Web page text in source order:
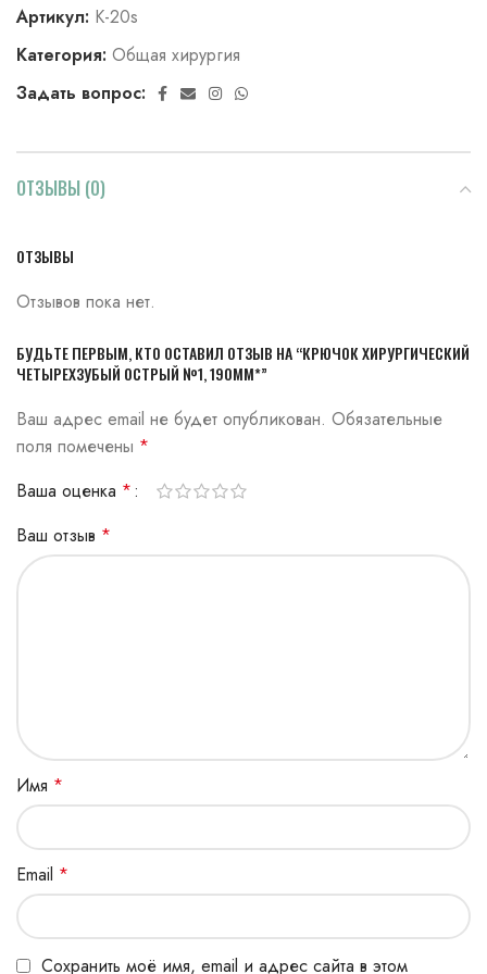
Артикул: К-20s
Категория: Общая хирургия
Задать вопрос:
ОТЗЫВЫ (0)
ОТЗЫВЫ
Отзывов пока нет.
БУДЬТЕ ПЕРВЫМ, КТО ОСТАВИЛ ОТЗЫВ НА “КРЮЧОК ХИРУРГИЧЕСКИЙ
ЧЕТЫРЕХЗУБЫЙ ОСТРЫЙ №1, 190ММ*”
Ваш адрес email не будет опубликован. Обязательные
поля помечены *
Ваша оценка *
Ваш отзыв *
Имя *
Email *
Сохранить моё имя, email и адрес сайта в этом